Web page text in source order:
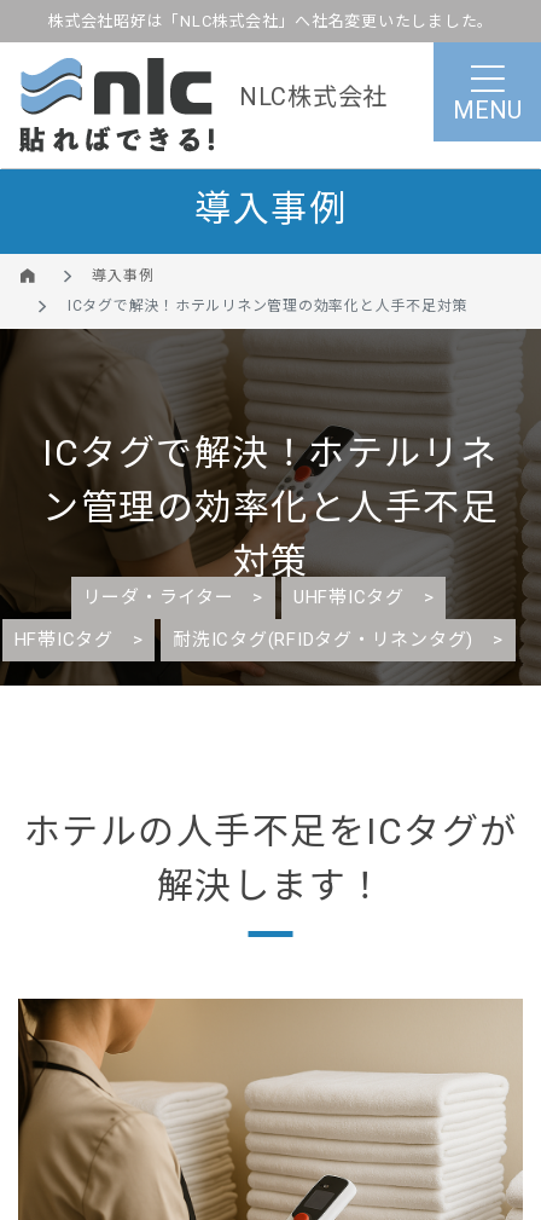
株式会社昭好は「NLC株式会社」へ社名変更いたしました。
NLC株式会社 MENU
導入事例
導入事例
ICタグで解決！ホテルリネン管理の効率化と人手不足対策
ICタグで解決！ホテルリネ
ン管理の効率化と人手不足
対策
リーダ・ライター >
UHF帯ICタグ >
HF帯ICタグ >
耐洗ICタグ(RFIDタグ・リネンタグ) >
ホテルの人手不足をICタグが
解決します！